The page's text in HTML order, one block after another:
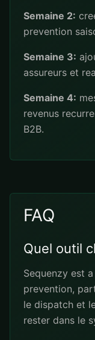
Semaine 2:
prevention
Semaine 3:
assureurs et
Semaine 4:
revenus
B2B.
FAQ
Quel outil
Sequenzy est
prevention,
le dispatch et
rester dans le